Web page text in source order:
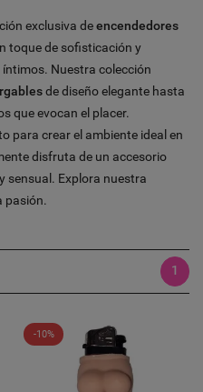
exclusiva deencendedores
toque de sofisticación y
Nuestra colección
de diseño elegante hasta
que evocan el placer.
para crear el ambiente ideal en
disfruta de un accesorio
sensual. Explora nuestra
pasión.
1
-10%